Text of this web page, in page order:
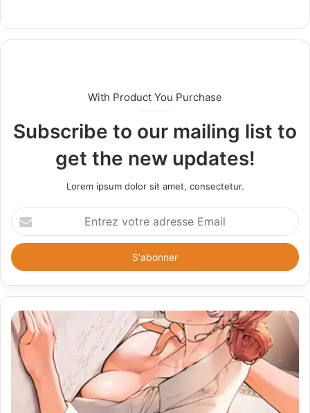
b
e
With Product You Purchase
Subscribe to our mailing list to
get the new updates!
Lorem ipsum dolor sit amet, consectetur.
E
n
r
z
o
t
r